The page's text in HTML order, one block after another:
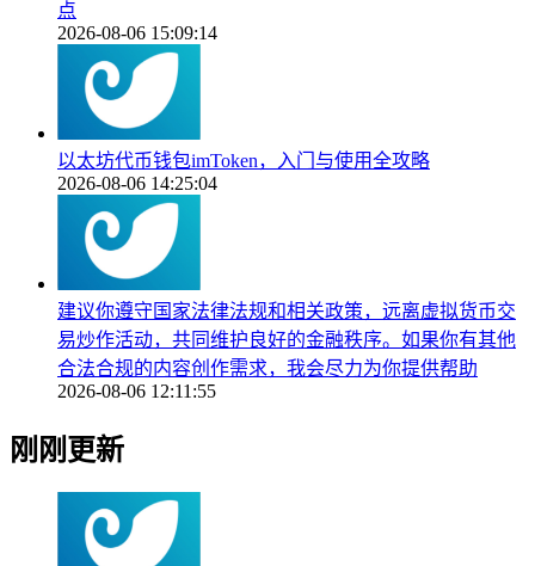
点
2026-08-06 15:09:14
以太坊代币钱包imToken，入门与使用全攻略
2026-08-06 14:25:04
建议你遵守国家法律法规和相关政策，远离虚拟货币交
易炒作活动，共同维护良好的金融秩序。如果你有其他
合法合规的内容创作需求，我会尽力为你提供帮助
2026-08-06 12:11:55
刚刚更新